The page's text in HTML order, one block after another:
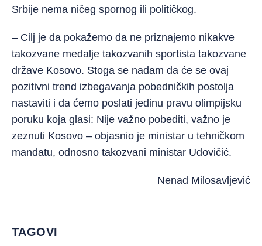
Srbije nema ničeg spornog ili političkog.
– Cilj je da pokažemo da ne priznajemo nikakve
takozvane medalje takozvanih sportista takozvane
države Kosovo. Stoga se nadam da će se ovaj
pozitivni trend izbegavanja pobedničkih postolja
nastaviti i da ćemo poslati jedinu pravu olimpijsku
poruku koja glasi: Nije važno pobediti, važno je
zeznuti Kosovo – objasnio je ministar u tehničkom
mandatu, odnosno takozvani ministar Udovičić.
Nenad Milosavljević
TAGOVI